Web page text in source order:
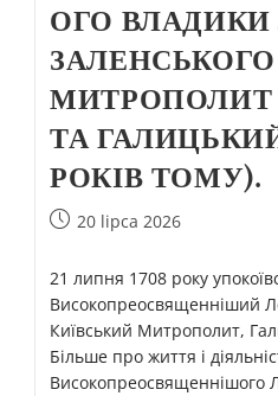
ОГО ВЛАДИКИ
МИТРОПОЛИТ
ТА
РОКІВ ТОМУ).
20 lipca 2026
21 липня 1708 року
Високопреосвященніший
Київський Митрополит,
Більше про життя і
Високопреосвященнішого